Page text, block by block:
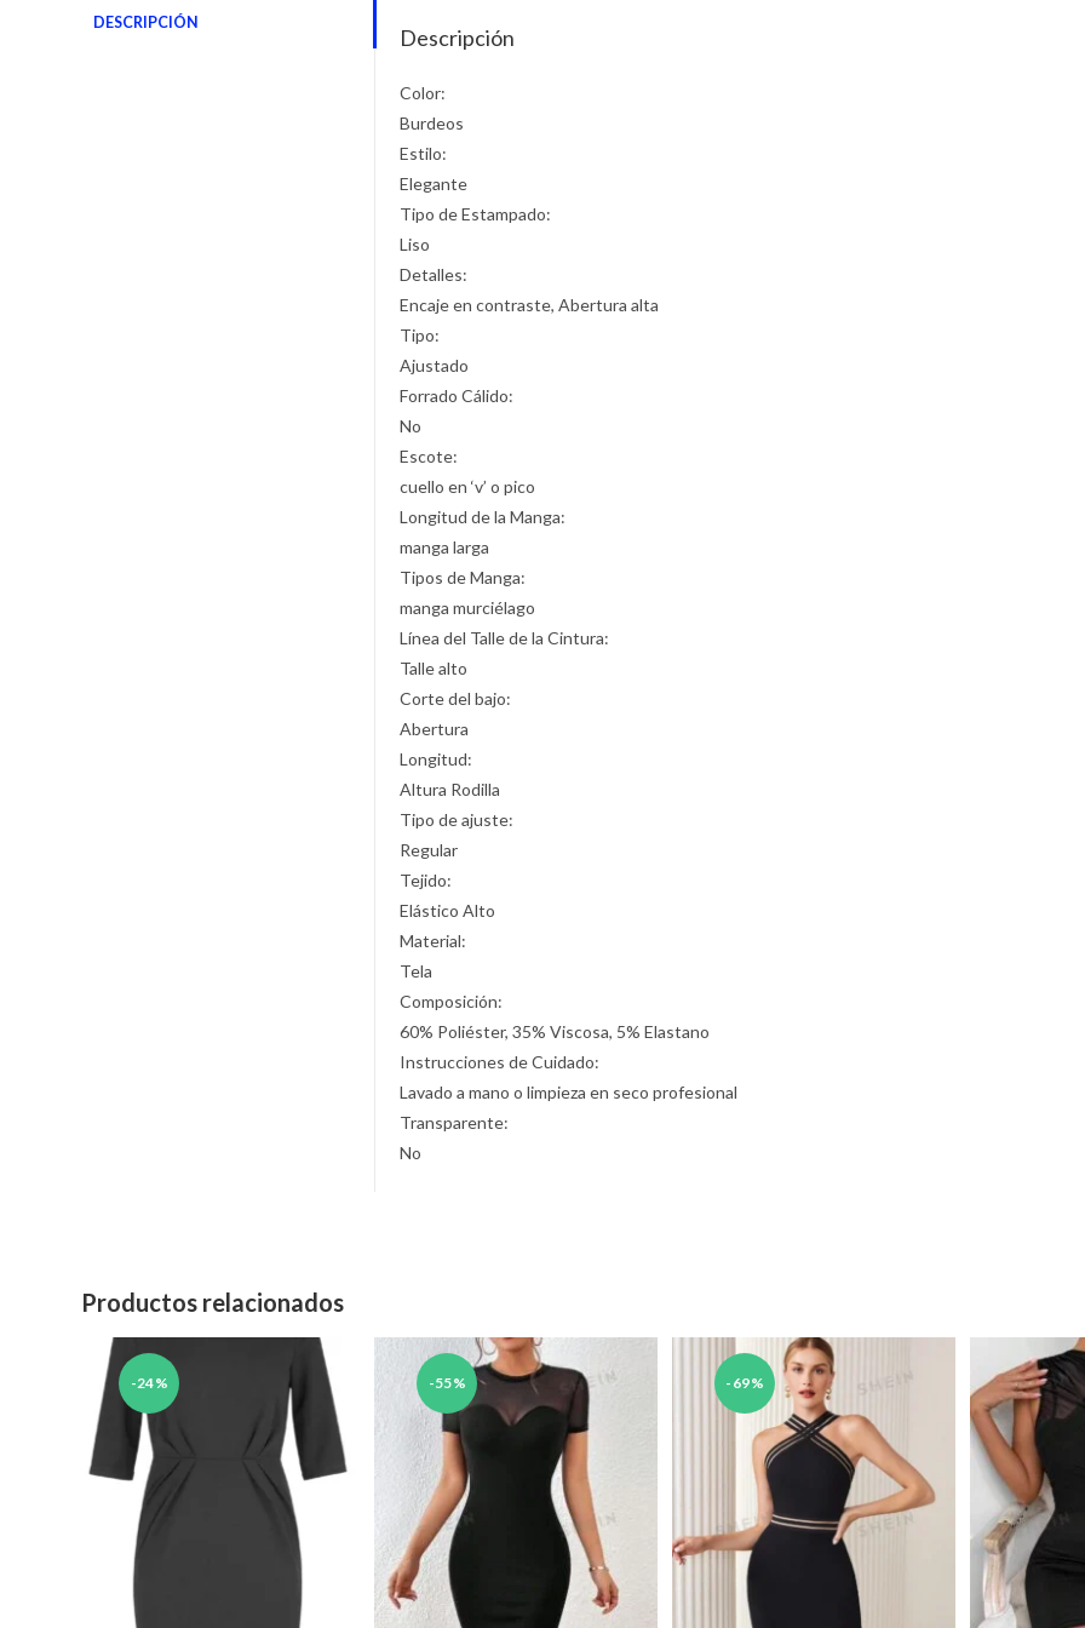
DESCRIPCIÓN
Descripción
Color:
Burdeos
Estilo:
Elegante
Tipo de Estampado:
Liso
Detalles:
Encaje en contraste, Abertura alta
Tipo:
Ajustado
Forrado Cálido:
No
Escote:
cuello en ‘v’ o pico
Longitud de la Manga:
manga larga
Tipos de Manga:
manga murciélago
Línea del Talle de la Cintura:
Talle alto
Corte del bajo:
Abertura
Longitud:
Altura Rodilla
Tipo de ajuste:
Regular
Tejido:
Elástico Alto
Material:
Tela
Composición:
60% Poliéster, 35% Viscosa, 5% Elastano
Instrucciones de Cuidado:
Lavado a mano o limpieza en seco profesional
Transparente:
No
Productos relacionados
-24% -55% -69%